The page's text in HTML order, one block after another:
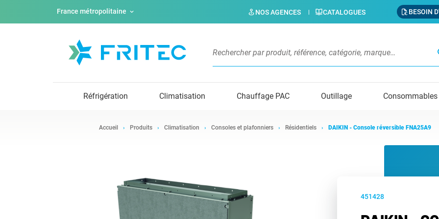
France métropolitaine NOS AGENCES CATALOGUES BESOIN
Réfrigération Climatisation Chauffage PAC Outillage Consommables
Accueil Produits Climatisation Consoles et plafonniers Résidentiels DAIKIN - Console réversible FNA25A9
451428